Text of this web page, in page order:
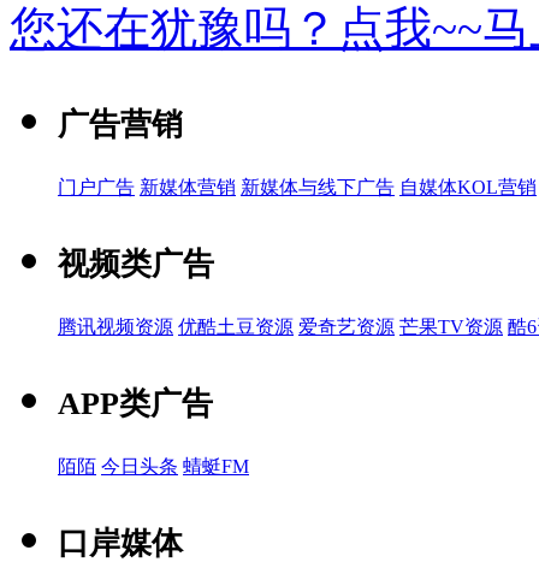
您还在犹豫吗？点我~~
广告营销
门户广告 新媒体营销 新媒体与线下广告 自媒体KOL营销
视频类广告
腾讯视频资源 优酷土豆资源 爱奇艺资源 芒果TV资源 酷
APP类广告
陌陌 今日头条 蜻蜓FM
口岸媒体